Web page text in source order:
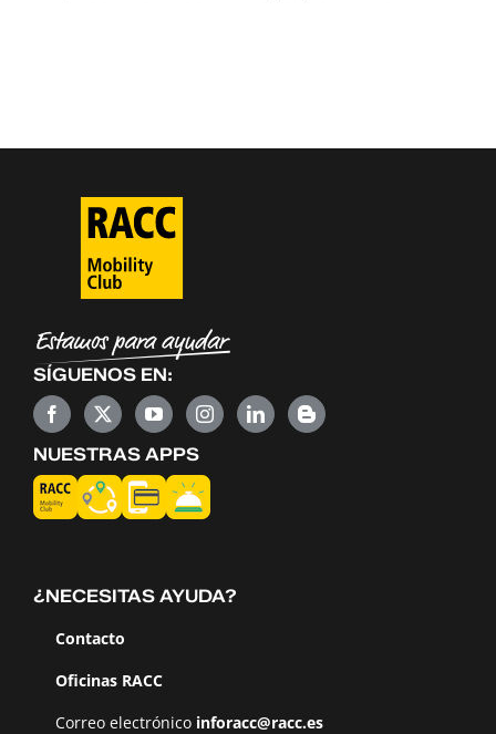
SÍGUENOS EN:
NUESTRAS APPS
¿NECESITAS AYUDA?
Contacto
Oficinas RACC
Correo electrónico inforacc@racc.es